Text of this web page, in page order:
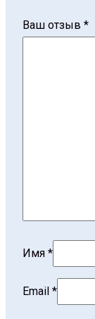
Ваш отзыв *
Имя *
Email *